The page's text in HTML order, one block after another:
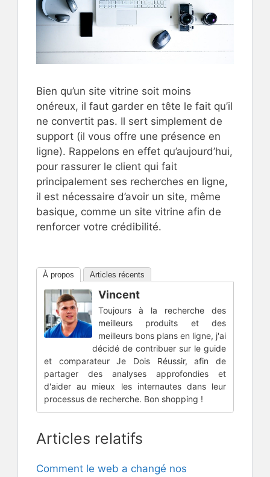
Bien qu’un site vitrine soit moins
onéreux, il faut garder en tête le fait qu’il
ne convertit pas. Il sert simplement de
support (il vous offre une présence en
ligne). Rappelons en effet qu’aujourd’hui,
pour rassurer le client qui fait
principalement ses recherches en ligne,
il est nécessaire d’avoir un site, même
basique, comme un site vitrine afin de
renforcer votre crédibilité.
À propos Articles récents
Vincent
Toujours à la recherche des
meilleurs produits et des
meilleurs bons plans en ligne, j'ai
décidé de contribuer sur le guide
et comparateur Je Dois Réussir, afin de
partager des analyses approfondies et
d'aider au mieux les internautes dans leur
processus de recherche. Bon shopping !
Articles relatifs
Comment le web a changé nos